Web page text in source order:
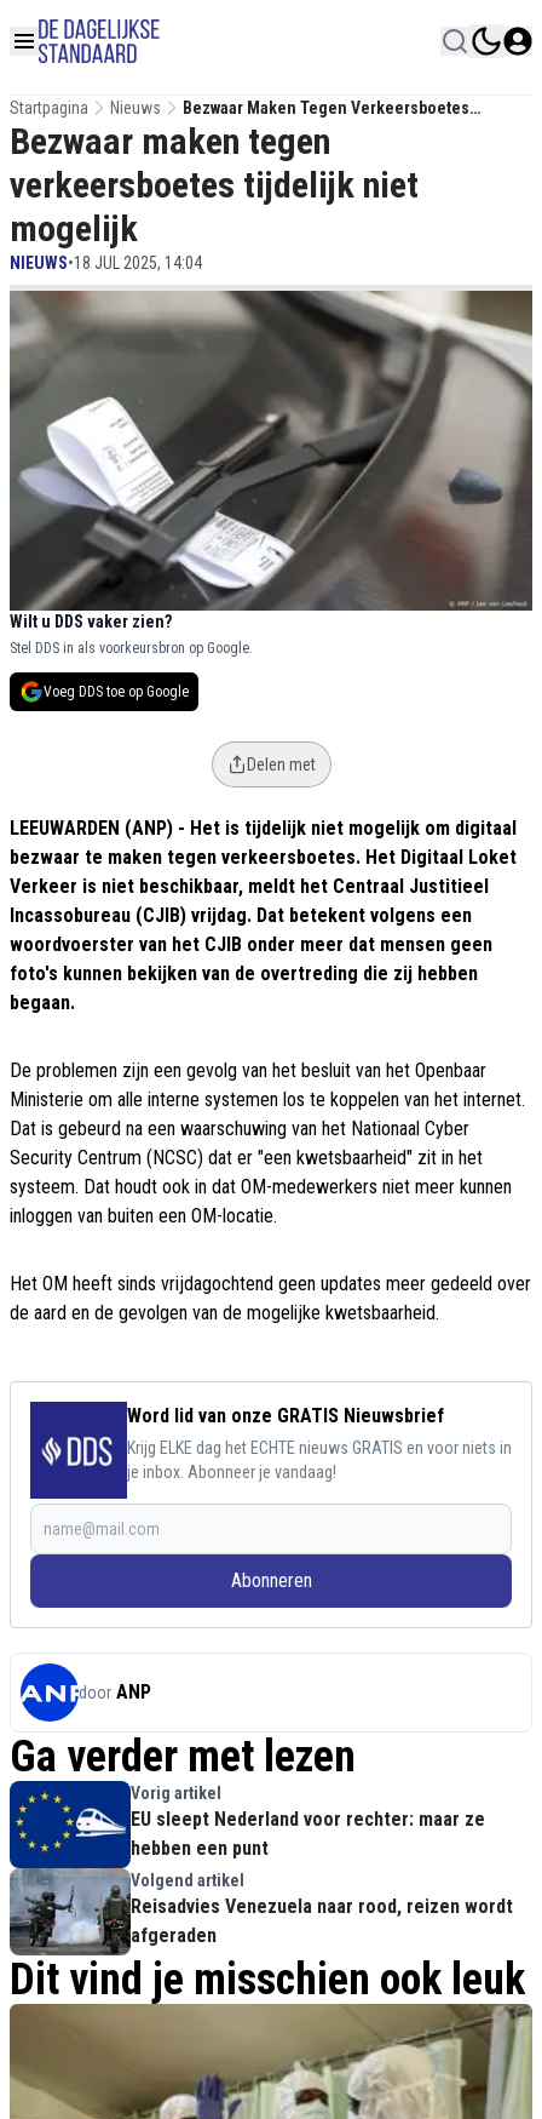
Startpagina Nieuws
Bezwaar Maken Tegen Verkeersboetes
Tijdelijk Niet Mogelijk
Bezwaar maken tegen
verkeersboetes tijdelijk niet
mogelijk
NIEUWS•18 JUL 2025, 14:04
Wilt u DDS vaker zien?
Stel DDS in als voorkeursbron op Google.
Voeg DDS toe op Google
Delen met
LEEUWARDEN (ANP) - Het is tijdelijk niet mogelijk om digitaal
bezwaar te maken tegen verkeersboetes. Het Digitaal Loket
Verkeer is niet beschikbaar, meldt het Centraal Justitieel
Incassobureau (CJIB) vrijdag. Dat betekent volgens een
woordvoerster van het CJIB onder meer dat mensen geen
foto's kunnen bekijken van de overtreding die zij hebben
begaan.
De problemen zijn een gevolg van het besluit van het Openbaar
Ministerie om alle interne systemen los te koppelen van het internet.
Dat is gebeurd na een waarschuwing van het Nationaal Cyber
Security Centrum (NCSC) dat er "een kwetsbaarheid" zit in het
systeem. Dat houdt ook in dat OM-medewerkers niet meer kunnen
inloggen van buiten een OM-locatie.
Het OM heeft sinds vrijdagochtend geen updates meer gedeeld over
de aard en de gevolgen van de mogelijke kwetsbaarheid.
Word lid van onze GRATIS Nieuwsbrief
Krijg ELKE dag het ECHTE nieuws GRATIS en voor niets in
je inbox. Abonneer je vandaag!
Abonneren
door ANP
Ga verder met lezen
Vorig artikel
EU sleept Nederland voor rechter: maar ze
hebben een punt
Volgend artikel
Reisadvies Venezuela naar rood, reizen wordt
afgeraden
Dit vind je misschien ook leuk